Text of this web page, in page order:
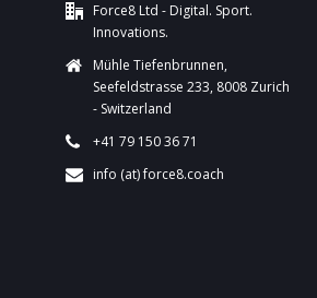
Force8 Ltd - Digital. Sport.
Innovations.
Mühle Tiefenbrunnen,
Seefeldstrasse 233, 8008 Zurich
- Switzerland
+41 79 150 36 71
info (at) force8.coach